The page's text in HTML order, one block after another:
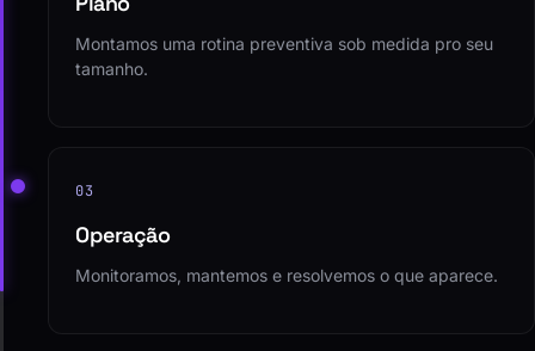
Montamos uma rotina preventiva sob medida pro seu
tamanho.
03
Operação
Monitoramos, mantemos e resolvemos o que aparece.